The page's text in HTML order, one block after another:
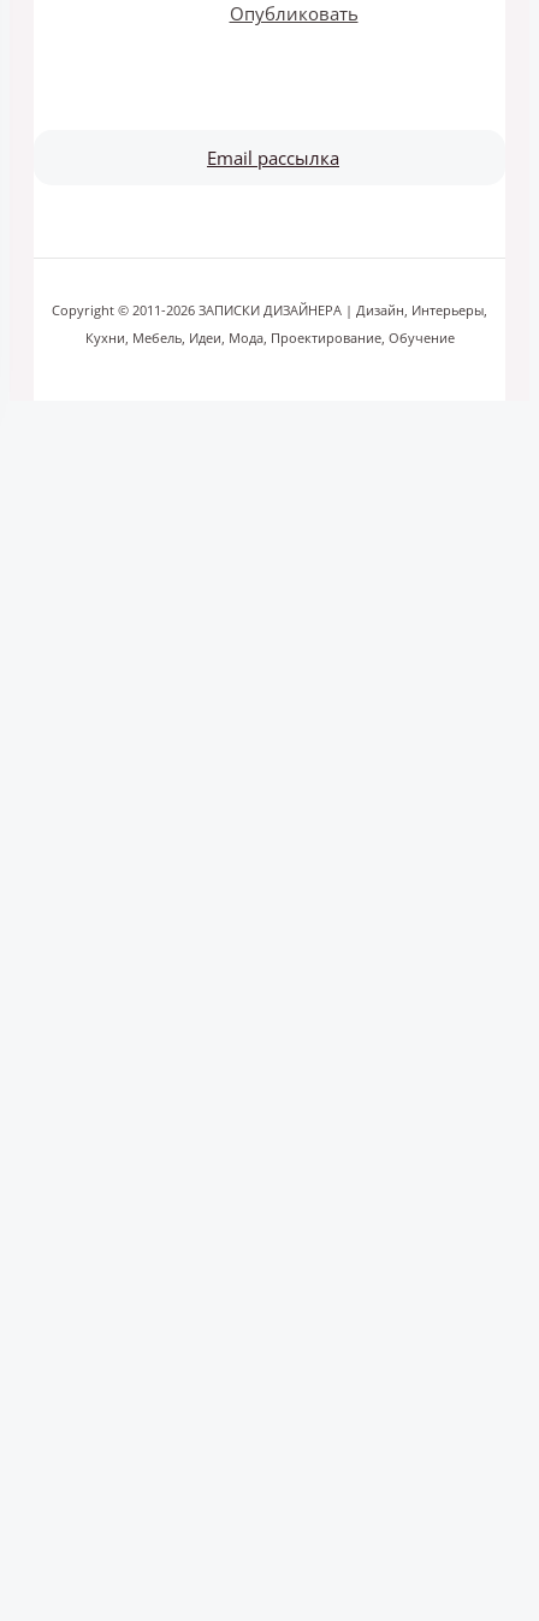
Опубликовать
Email рассылка
Copyright © 2011-2026 ЗАПИСКИ ДИЗАЙНЕРА | Дизайн, Интерьеры,
Кухни, Мебель, Идеи, Мода, Проектирование, Обучение